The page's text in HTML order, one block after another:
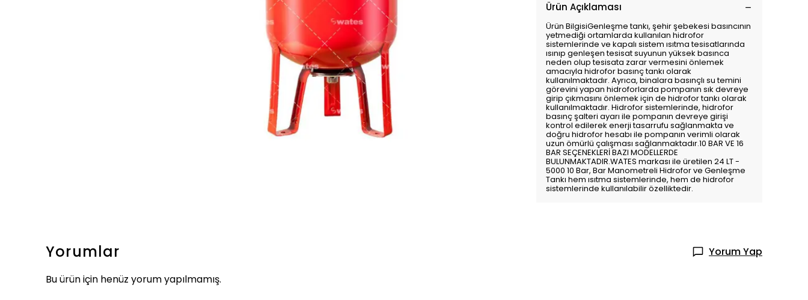
Ürün Açıklaması
Ürün BilgisiGenleşme tankı, şehir şebekesi basıncının
yetmediği ortamlarda kullanılan hidrofor
sistemlerinde ve kapalı sistem ısıtma tesisatlarında
ısınıp genleşen tesisat suyunun yüksek basınca
neden olup tesisata zarar vermesini önlemek
amacıyla hidrofor basınç tankı olarak
kullanılmaktadır. Ayrıca, binalara basınçlı su temini
görevini yapan hidroforlarda pompanın sık devreye
girip çıkmasını önlemek için de hidrofor tankı olarak
kullanılmaktadır. Hidrofor sistemlerinde, hidrofor
basınç şalteri ayarı ile pompanın devreye girişi
kontrol edilerek enerji tasarrufu sağlanmakta ve
doğru hidrofor hesabı ile pompanın verimli olarak
uzun ömürlü çalışması sağlanmaktadır.10 BAR VE 16
BAR SEÇENEKLERİ BAZI MODELLERDE
BULUNMAKTADIR.WATES markası ile üretilen 24 LT -
5000 10 Bar, Bar Manometreli Hidrofor ve Genleşme
Tankı hem ısıtma sistemlerinde, hem de hidrofor
sistemlerinde kullanılabilir özelliktedir.
Yorumlar
Yorum Yap
Bu ürün için henüz yorum yapılmamış.